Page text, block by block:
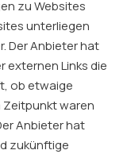
zu Websites
unterliegen
Der Anbieter hat
externen Links die
ob etwaige
waren
Anbieter hat
zukünftige